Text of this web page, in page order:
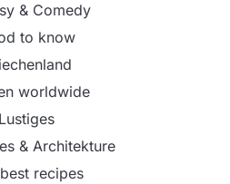
& Comedy
to know
worldwide
Lustiges
& Architekture
recipes